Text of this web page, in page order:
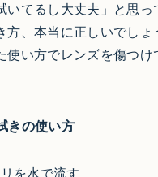
いてるし大丈夫」と思っ
方、本当に正しいでしょ
使い方でレンズを傷つけ
きの使い方
を水で流す